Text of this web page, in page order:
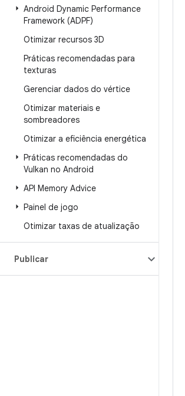
Android Dynamic Performance
Framework (ADPF)
Otimizar recursos 3D
Práticas recomendadas para
texturas
Gerenciar dados do vértice
Otimizar materiais e
sombreadores
Otimizar a eficiência energética
Práticas recomendadas do
Vulkan no Android
API Memory Advice
Painel de jogo
Otimizar taxas de atualização
Publicar